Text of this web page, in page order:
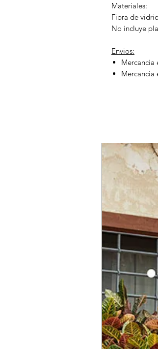
Materiales:
Fibra de
No incluye
Envios:
Mercancia
Mercancia